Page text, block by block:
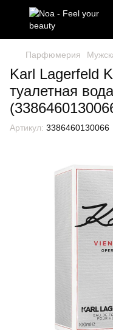
Парфюмерия
Karl Lagerfeld
туалетная
Артикул: 3386460130066